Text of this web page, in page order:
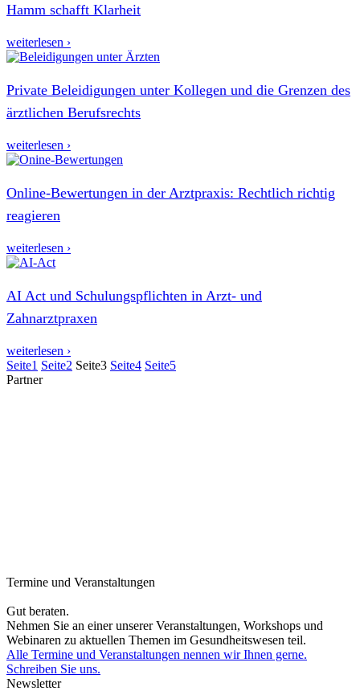
Hamm schafft Klarheit
weiterlesen ›
Private Beleidigungen unter Kollegen und die Grenzen des
ärztlichen Berufsrechts
weiterlesen ›
Online-Bewertungen in der Arztpraxis: Rechtlich richtig
reagieren
weiterlesen ›
AI Act und Schulungspflichten in Arzt- und
Zahnarztpraxen
weiterlesen ›
Seite1 Seite2 Seite3 Seite4 Seite5
Partner
Termine und Veranstaltungen
Gut beraten.
Nehmen Sie an einer unserer Veranstaltungen, Workshops und
Webinaren zu aktuellen Themen im Gesundheitswesen teil.
Alle Termine und Veranstaltungen nennen wir Ihnen gerne.
Schreiben Sie uns.
Newsletter